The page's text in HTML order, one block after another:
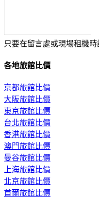
只要在留言處或現場租機
各地旅館比價
京都旅館比價
大阪旅館比價
東京旅館比價
台北旅館比價
香港旅館比價
澳門旅館比價
曼谷旅館比價
上海旅館比價
北京旅館比價
首爾旅館比價